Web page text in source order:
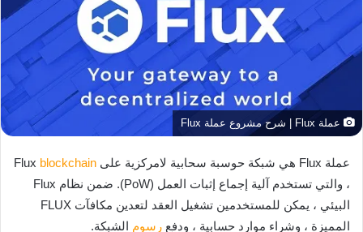
عملة Flux | شرح مشروع عملة Flux
عملة Flux هي شبكة حوسبة سحابية لامركزية على Flux
blockchain
، والتي تستخدم آلية إجماع إثبات العمل (PoW). ضمن نظام Flux
البيئي ، يمكن للمستخدمين تشغيل العقد لتعدين مكافآت FLUX
المميزة ، وشراء موارد حسابية ، ودفع رسوم الشبكة.